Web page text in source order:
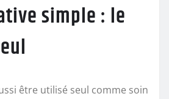
simple : le
être utilisé seul comme soin